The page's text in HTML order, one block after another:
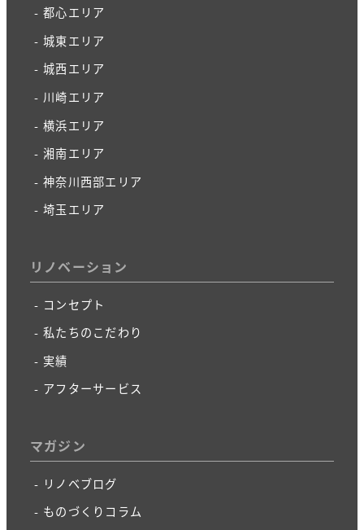
都心エリア
城東エリア
城西エリア
川崎エリア
横浜エリア
湘南エリア
神奈川西部エリア
埼玉エリア
リノベーション
コンセプト
私たちのこだわり
実績
アフターサービス
マガジン
リノベブログ
ものづくりコラム